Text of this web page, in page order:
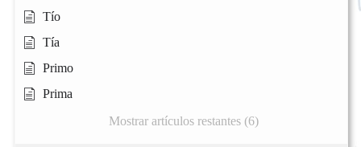
Tío
Tía
Primo
Prima
Mostrar artículos restantes (6)